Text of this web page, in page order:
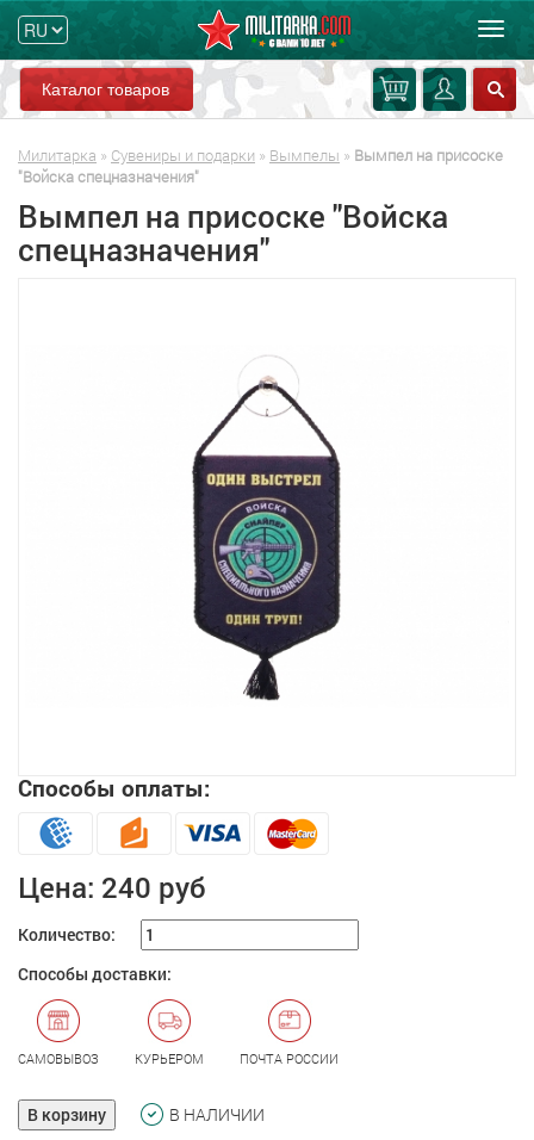
Каталог товаров
Милитарка » Сувениры и подарки » Вымпелы » Вымпел на присоске
"Войска спецназначения"
Вымпел на присоске "Войска
спецназначения"
Способы оплаты:
Цена: 240 руб
Количество:
Способы доставки:
САМОВЫВОЗ КУРЬЕРОМ ПОЧТА РОССИИ
В корзину В НАЛИЧИИ